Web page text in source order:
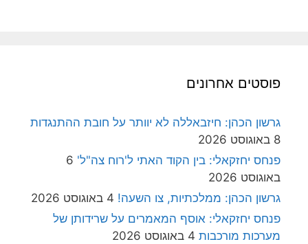
פוסטים אחרונים
גרשון הכהן: חיזבאללה לא יוותר על חובת ההתנגדות
8 באוגוסט 2026
פנחס יחזקאלי: בין הקוד האתי ל'רוח צה"ל' 6
באוגוסט 2026
גרשון הכהן: ממלכתיות, צו השעה! 4 באוגוסט 2026
פנחס יחזקאלי: אוסף המאמרים על שרידותן של
מערכות מורכבות 4 באוגוסט 2026